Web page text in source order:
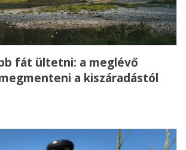
fát ültetni: a meglévő
a kiszáradástól